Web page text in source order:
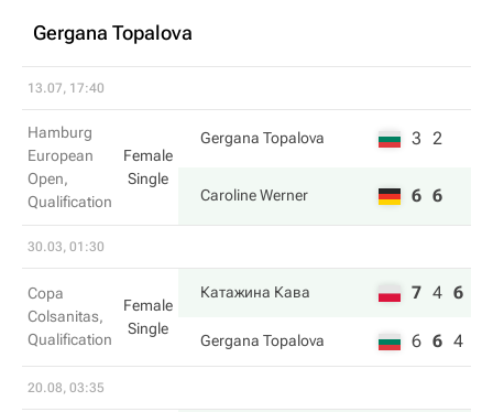
Gergana Topalova
13.07, 17:40
Hamburg
European
Open,
Qualification
Female
Single
Gergana Topalova 3 2
Caroline Werner 6 6
30.03, 01:30
Copa
Colsanitas,
Qualification
Female
Single
Катажина Кава 7 4 6
Gergana Topalova 6 6 4
20.08, 03:35